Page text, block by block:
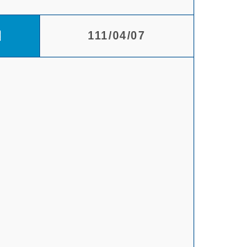
111/04/07